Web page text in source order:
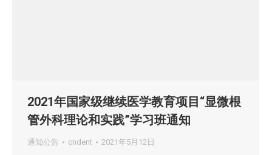
2021年国家级继续医学教育项目“显微根
管外科理论和实践”学习班通知
通知公告 cndent 2021年5月12日